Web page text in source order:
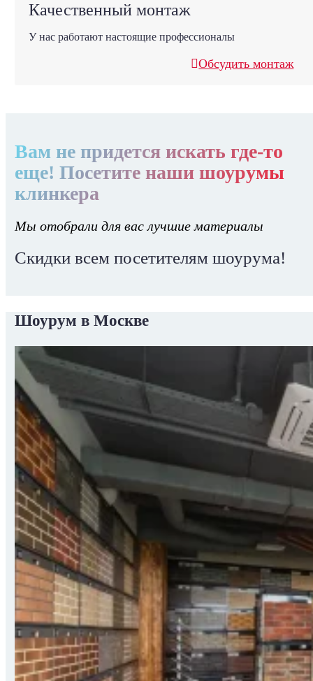
Качественный монтаж
У нас работают настоящие профессионалы
Обсудить монтаж
Вам не придется искать где-то
еще! Посетите наши шоурумы
клинкера
Мы отобрали для вас лучшие материалы
Скидки всем посетителям шоурума!
Шоурум в Москве